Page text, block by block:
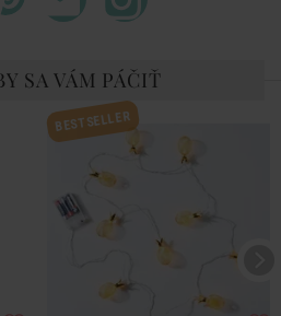
SA VÁM PÁČIŤ
BESTSELLER